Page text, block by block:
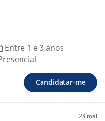
Entre 1 e 3 anos
Candidatar-me
28 mai